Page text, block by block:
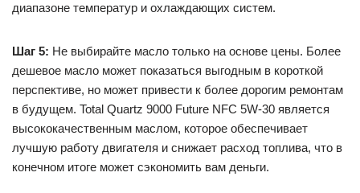
диапазоне температур и охлаждающих систем.
Шаг 5: Не выбирайте масло только на основе цены. Более
дешевое масло может показаться выгодным в короткой
перспективе, но может привести к более дорогим ремонтам
в будущем. Total Quartz 9000 Future NFC 5W-30 является
высококачественным маслом, которое обеспечивает
лучшую работу двигателя и снижает расход топлива, что в
конечном итоге может сэкономить вам деньги.